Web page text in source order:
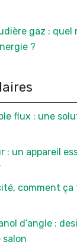
gaz : quel
?
flux : une
: un appareil
comment
d’angle :